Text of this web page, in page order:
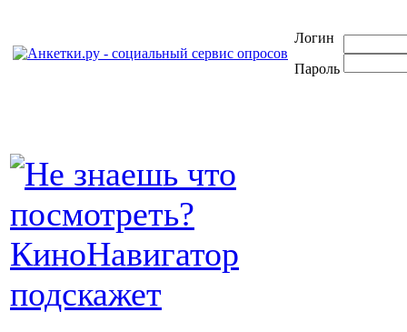
Логин
Пароль